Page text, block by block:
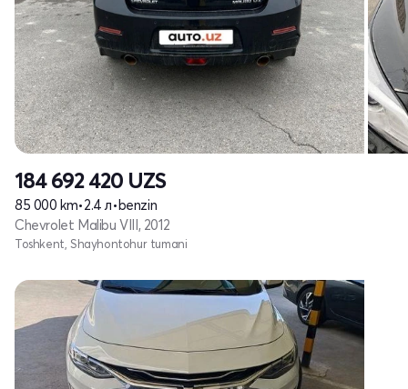
184 692 420 UZS
85 000 km•2.4 л•benzin
Chevrolet Malibu VIII, 2012
Toshkent, Shayhontohur tumani